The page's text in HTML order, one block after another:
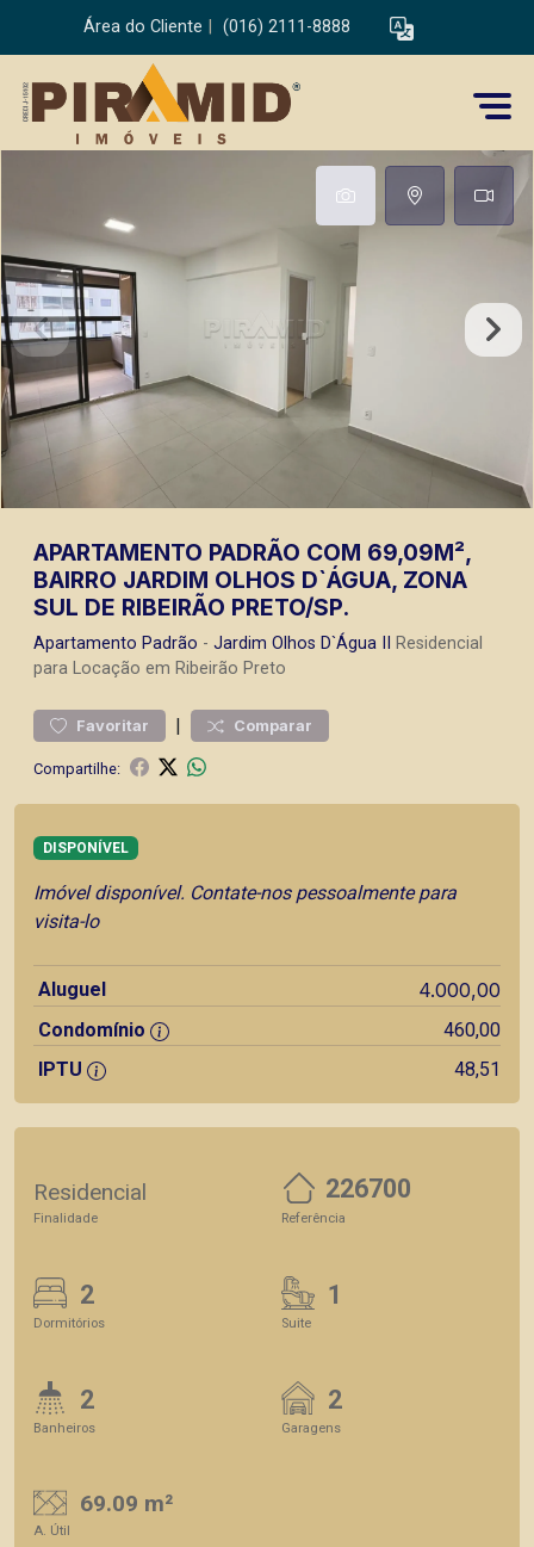
Área do Cliente (016) 2111-8888
APARTAMENTO PADRÃO COM 69,09M²,
BAIRRO JARDIM OLHOS D`ÁGUA, ZONA
SUL DE RIBEIRÃO PRETO/SP.
Apartamento Padrão - Jardim Olhos D`Água II
Residencial
para Locação em Ribeirão Preto
Favoritar | Comparar
Compartilhe:
DISPONÍVEL
Imóvel disponível. Contate-nos pessoalmente para
visita-lo
Aluguel 4.000,00
Condomínio
460,00
IPTU
48,51
Residencial
Finalidade
226700
Referência
2
Dormitórios
1
Suite
2
Banheiros
2
Garagens
69.09 m²
A. Útil